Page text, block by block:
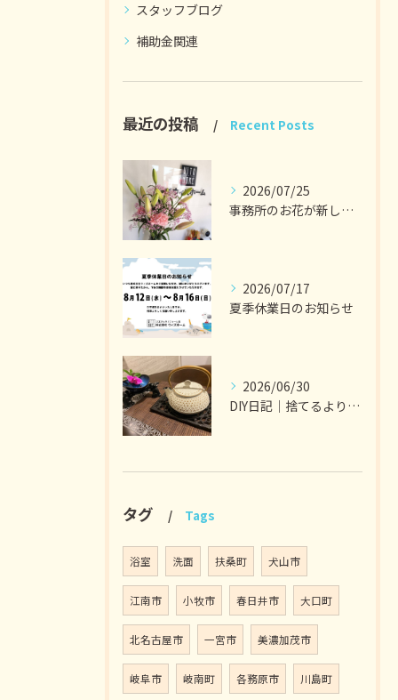
スタッフブログ
補助金関連
最近の投稿 Recent Posts
2026/07/25
事務所のお花が新しくなりました。
2026/07/17
夏季休業日のお知らせ
2026/06/30
DIY日記｜捨てるより選ぶ暮らし
タグ Tags
浴室 洗面 扶桑町 犬山市
江南市 小牧市 春日井市 大口町
北名古屋市 一宮市 美濃加茂市
岐阜市 岐南町 各務原市 川島町